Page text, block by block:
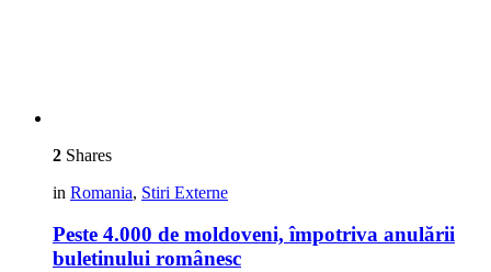
2 Shares
in Romania, Stiri Externe
Peste 4.000 de moldoveni, împotriva anulării
buletinului românesc